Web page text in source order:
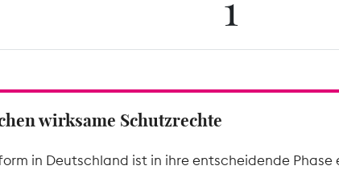
1
wirksame Schutzrechte
in Deutschland ist in ihre entscheidende Phase